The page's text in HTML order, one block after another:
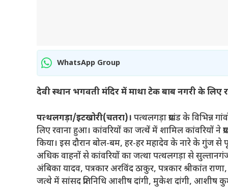
WhatsApp Group
देवी स्थान भगवती मंदिर में माथा टेक बाब नगरी के लिए
पत्थलगड़ा/इटखोरी(चतरा)। पत्थलगड़ा प्रखंड के विभिन्न
लिए रवाना हुआ। कांवरियों का जत्थें में शामिल कांवरियों ने
किया। इस दौरान बोल-बम, हर-हर महादेव के नारे के गुंज से
अधिक वाहनों से कांवरियों का जत्था पत्थलगड़ा से
अंबिका यादव, पत्रकार अरविंद ठाकुर, पत्रकार श्रीकांत
जत्थे में सांसद प्रतिनिधि आशीष दांगी, मुकेश दांगी, आशीष